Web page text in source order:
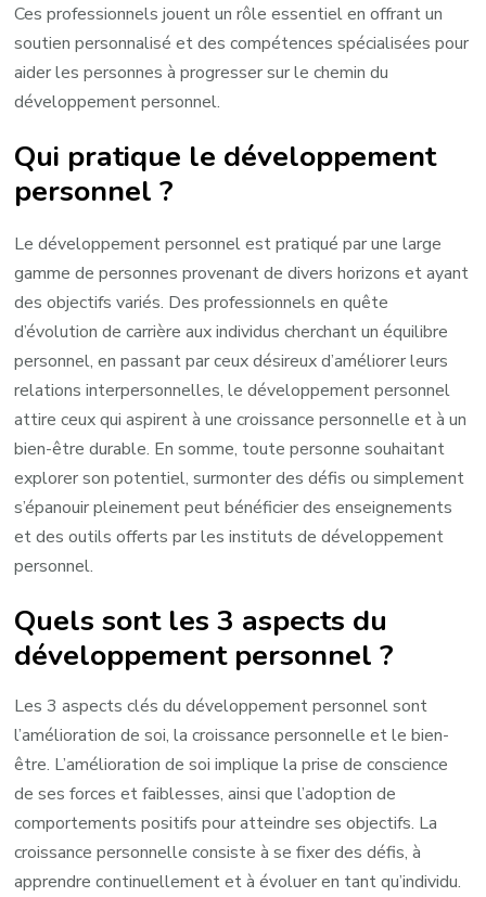
Ces professionnels jouent un rôle essentiel en offrant un
soutien personnalisé et des compétences spécialisées pour
aider les personnes à progresser sur le chemin du
développement personnel.
Qui pratique le développement
personnel ?
Le développement personnel est pratiqué par une large
gamme de personnes provenant de divers horizons et ayant
des objectifs variés. Des professionnels en quête
d’évolution de carrière aux individus cherchant un équilibre
personnel, en passant par ceux désireux d’améliorer leurs
relations interpersonnelles, le développement personnel
attire ceux qui aspirent à une croissance personnelle et à un
bien-être durable. En somme, toute personne souhaitant
explorer son potentiel, surmonter des défis ou simplement
s’épanouir pleinement peut bénéficier des enseignements
et des outils offerts par les instituts de développement
personnel.
Quels sont les 3 aspects du
développement personnel ?
Les 3 aspects clés du développement personnel sont
l’amélioration de soi, la croissance personnelle et le bien-
être. L’amélioration de soi implique la prise de conscience
de ses forces et faiblesses, ainsi que l’adoption de
comportements positifs pour atteindre ses objectifs. La
croissance personnelle consiste à se fixer des défis, à
apprendre continuellement et à évoluer en tant qu’individu.